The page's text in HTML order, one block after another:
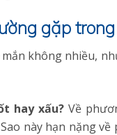
gặp
mắn không nhiều,
hay xấu?Về
này hạn nặng